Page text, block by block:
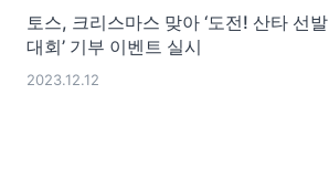
토스, 크리스마스 맞아 ‘도전! 산타 선발
대회’ 기부 이벤트 실시
2023.12.12